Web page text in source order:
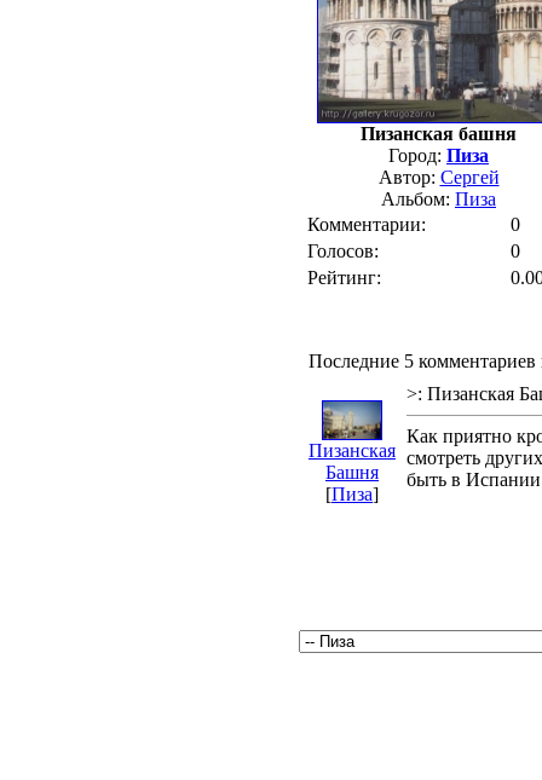
Пизанская башня
Город: Пиза
Автор: Сергей
Альбом: Пиза
Комментарии:
0
Голосов:
0
Рейтинг:
Последние 5 комментариев
Пизанская
Башня
[Пиза]
>: Пизанская
Как приятно
смотреть
быть в Испании